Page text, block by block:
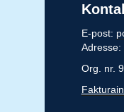
E-post:
Adresse:
Org. nr.